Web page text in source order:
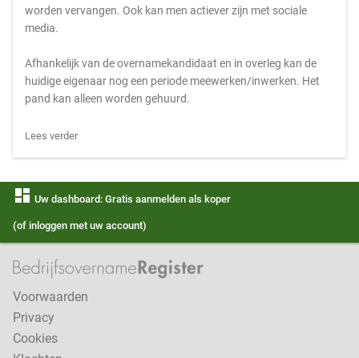
worden vervangen. Ook kan men actiever zijn met sociale
media.
Afhankelijk van de overnamekandidaat en in overleg kan de
huidige eigenaar nog een periode meewerken/inwerken. Het
pand kan alleen worden gehuurd.
Lees verder
dashboard Uw dashboard: Gratis aanmelden als koper
(of inloggen met uw account)
Voorwaarden
Privacy
Cookies